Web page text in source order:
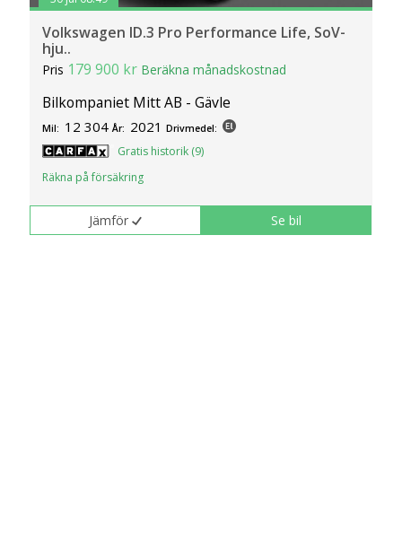
Volkswagen ID.3 Pro Performance Life, SoV-
hju..
Pris 179 900 kr Beräkna månadskostnad
Bilkompaniet Mitt AB - Gävle
Mil: 12 304 År: 2021 Drivmedel:
Gratis historik (9)
Räkna på försäkring
Jämför Se bil